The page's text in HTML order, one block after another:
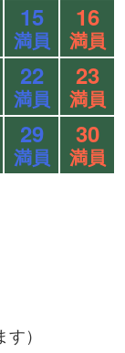
15
満員
16
満員
22
満員
23
満員
29
満員
30
満員
）